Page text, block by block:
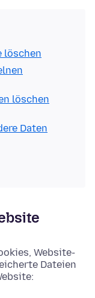
löschen
löschen
Daten
Website-
Dateien